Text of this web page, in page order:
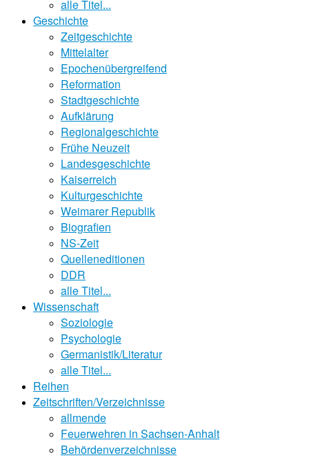
alle Titel...
Geschichte
Zeitgeschichte
Mittelalter
Epochenübergreifend
Reformation
Stadtgeschichte
Aufklärung
Regionalgeschichte
Frühe Neuzeit
Landesgeschichte
Kaiserreich
Kulturgeschichte
Weimarer Republik
Biografien
NS-Zeit
Quelleneditionen
DDR
alle Titel...
Wissenschaft
Soziologie
Psychologie
Germanistik/Literatur
alle Titel...
Reihen
Zeitschriften/Verzeichnisse
allmende
Feuerwehren in Sachsen-Anhalt
Behördenverzeichnisse